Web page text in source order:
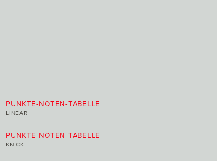
PUNKTE-NOTEN-TABELLE
LINEAR
PUNKTE-NOTEN-TABELLE
KNICK